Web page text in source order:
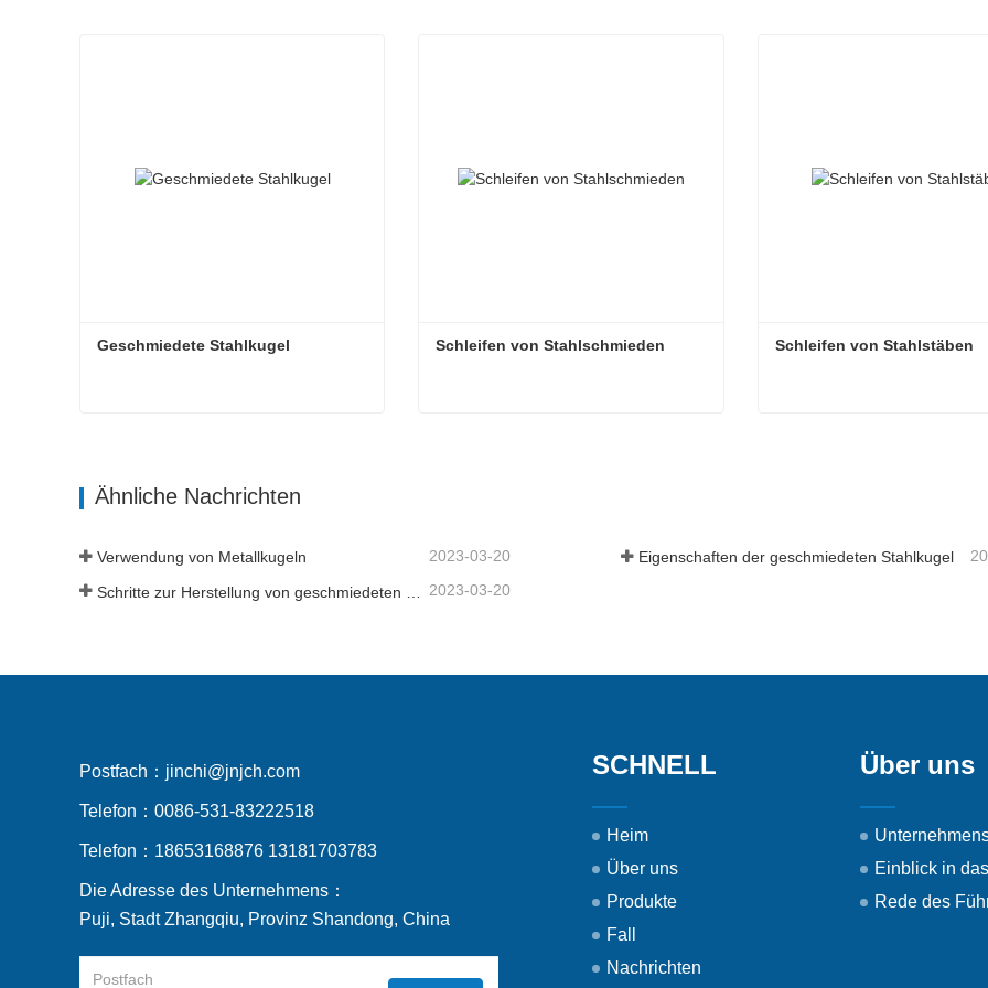
Geschmiedete Stahlkugel Schleifen von Stahlschmieden Schleifen von Stahlstäben
Ähnliche Nachrichten
Verwendung von Metallkugeln 2023-03-20 Eigenschaften der geschmiedeten Stahlkugel
2023-03-20
Postfach： jinchi@jnjch.com
Telefon： 0086-531-83222518
Telefon： 18653168876 13181703783
Die Adresse des Unternehmens：
Puji, Stadt Zhangqiu, Provinz Shandong, China
SCHNELL
Heim
Über uns
Produkte
Fall
Nachrichten
Über uns
Einblick in
Rede des